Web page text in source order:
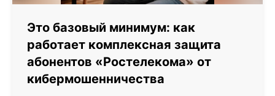
Это базовый минимум: как
работает комплексная защита
абонентов «Ростелекома» от
кибермошенничества